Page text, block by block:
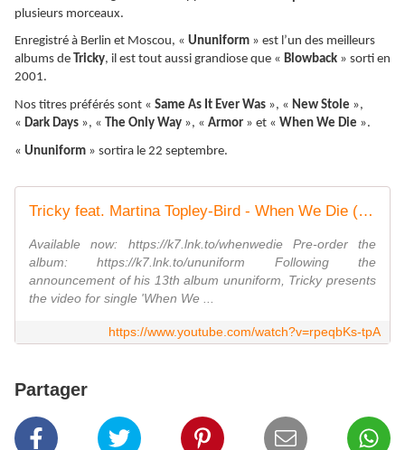
plusieurs morceaux.
Enregistré à Berlin et Moscou, « Ununiform » est l’un des meilleurs
albums de Tricky, il est tout aussi grandiose que « Blowback » sorti en
2001.
Nos titres préférés sont « Same As It Ever Was », « New Stole »,
« Dark Days », « The Only Way », « Armor » et « When We Die ».
« Ununiform » sortira le 22 septembre.
Tricky feat. Martina Topley-Bird - When We Die (Official Video)
Available now: https://k7.lnk.to/whenwedie Pre-order the
album: https://k7.lnk.to/ununiform Following the
announcement of his 13th album ununiform, Tricky presents
the video for single 'When We ...
https://www.youtube.com/watch?v=rpeqbKs-tpA
Partager